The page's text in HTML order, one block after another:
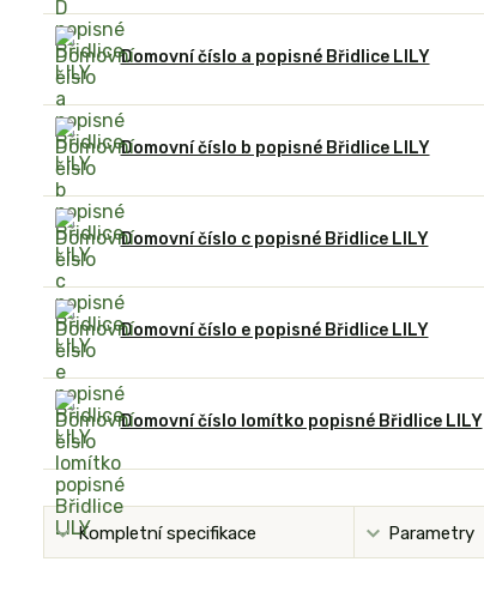
Domovní číslo a popisné Břidlice LILY
Domovní číslo b popisné Břidlice LILY
Domovní číslo c popisné Břidlice LILY
Domovní číslo e popisné Břidlice LILY
Domovní číslo lomítko popisné Břidlice LILY
Kompletní specifikace Parametry